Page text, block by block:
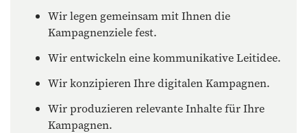
Wir legen gemeinsam mit Ihnen die
Kampagnenziele fest.
Wir entwickeln eine kommunikative Leitidee.
Wir konzipieren Ihre digitalen Kampagnen.
Wir produzieren relevante Inhalte für Ihre
Kampagnen.